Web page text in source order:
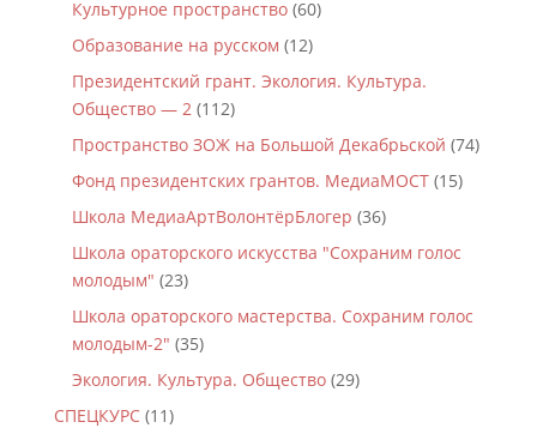
Культурное пространство(60)
Образование на русском (12)
Президентский грант. Экология. Культура.
Общество — 2(112)
Пространство ЗОЖ на Большой Декабрьской (74)
Фонд президентских грантов. МедиаМОСТ(15)
Школа МедиаАртВолонтёрБлогер (36)
Школа ораторского искусства "Сохраним голос
молодым" (23)
Школа ораторского мастерства. Сохраним голос
молодым-2" (35)
Экология. Культура. Общество(29)
СПЕЦКУРС(11)